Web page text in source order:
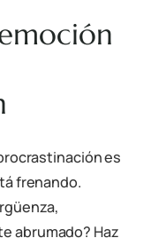
es
frenando.
abrumado? Haz